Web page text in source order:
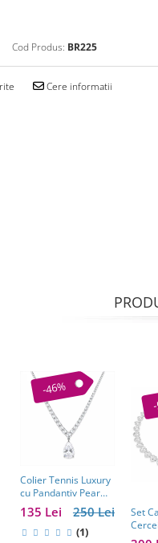
Cod Produs: BR225
Cere informatii
-46%
Colier Tennis Luxury
cu Pandantiv Pear
Cut – Eleganță
Atemporală 250 Lei
135 Lei
(1)
Set